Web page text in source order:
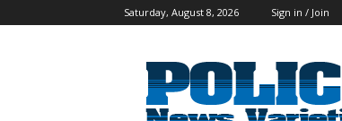
Saturday, August 8, 2026 Sign in / Join